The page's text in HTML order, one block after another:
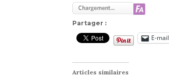
Partager :
E-mail
Articles similaires